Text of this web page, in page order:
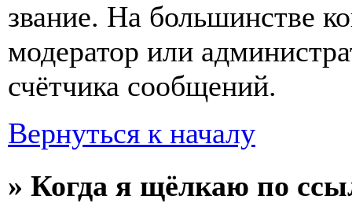
звание. На большинстве
модератор или
счётчика сообщений.
Вернуться к началу
» Когда я щёлкаю по